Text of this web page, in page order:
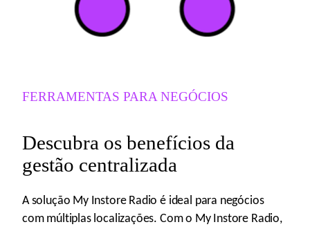
FERRAMENTAS PARA NEGÓCIOS
Descubra os benefícios da
gestão centralizada
A solução My Instore Radio é ideal para negócios
com múltiplas localizações. Com o My Instore Radio,